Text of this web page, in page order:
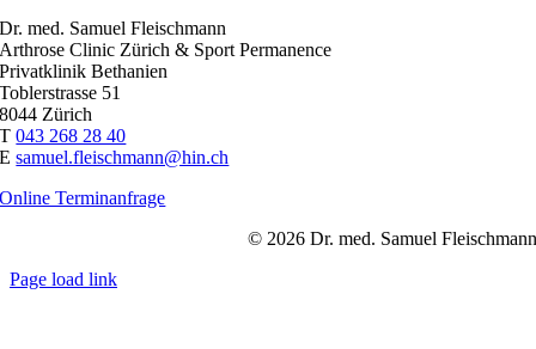
Dr. med. Samuel Fleischmann
Arthrose Clinic Zürich & Sport Permanence
Privatklinik Bethanien
Toblerstrasse 51
8044 Zürich
T043 268 28 40
Esamuel.fleischmann@hin.ch
Online Terminanfrage
© 2026 Dr. med. Samuel Fleischmann
Page load link